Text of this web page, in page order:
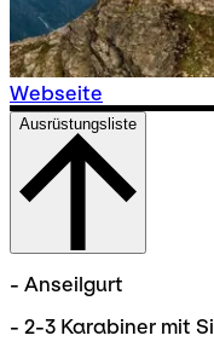
Webseite
Ausrüstungsliste
- Anseilgurt
- 2-3 Karabiner mit